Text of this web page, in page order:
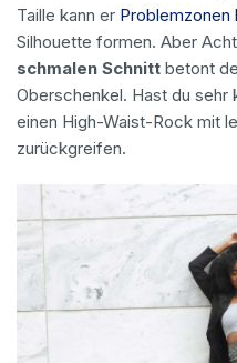
Taille kann er Problemzonen
Silhouette formen. Aber
schmalen Schnitt betont
Oberschenkel. Hast du sehr
einen High-Waist-Rock mit
zurückgreifen.